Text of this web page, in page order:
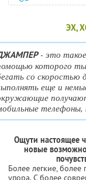
ЭХ,
- это такое
которого
со скоростью
еще и
телефоны,
Ощути настоящее
новые
Более легкие,
упора. С более